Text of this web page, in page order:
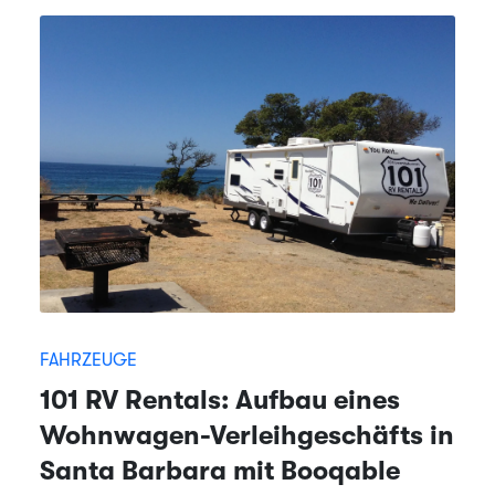
FAHRZEUGE
101 RV Rentals: Aufbau eines
Wohnwagen-Verleihgeschäfts in
Santa Barbara mit Booqable